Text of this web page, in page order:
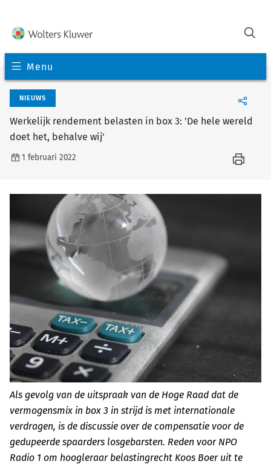
Menu
NIEUWS
Werkelijk rendement belasten in box 3: 'De hele wereld
doet het, behalve wij'
1 februari 2022
Als gevolg van de uitspraak van de Hoge Raad dat de
vermogensmix in box 3 in strijd is met internationale
verdragen, is de discussie over de compensatie voor de
gedupeerde spaarders losgebarsten. Reden voor NPO
Radio 1 om hoogleraar belastingrecht Koos Boer uit te